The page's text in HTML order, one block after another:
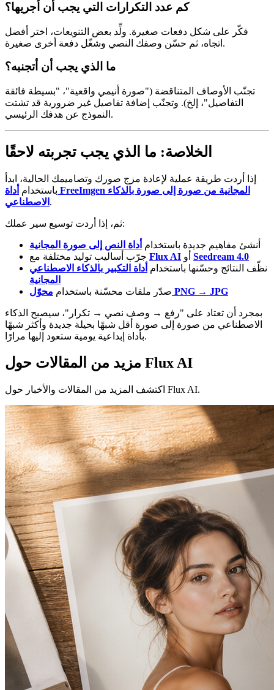
كم عدد التكرارات التي يجب أن أُجريها؟
فكّر على شكل دفعات صغيرة. ولِّد بعض التنويعات، اختر أفضل
اتجاه، ثم حسّن وصفك النصي وشغّل دفعة أخرى صغيرة.
ما الذي يجب أن أتجنبه؟
تجنّب الأوصاف المتناقضة ("صورة أنيمي واقعية"، "بسيطة فائقة
التفاصيل"، إلخ). وتجنّب إضافة تفاصيل غير ضرورية قد تشتت
النموذج عن هدفك الرئيسي.
الخلاصة: ما الذي يجب تجربته لاحقًا
إذا أردت طريقة عملية لإعادة مزج صورك وتصاميمك الحالية، ابدأ
باستخدام أداة FreeImgen المجانية من صورة إلى صورة بالذكاء
الاصطناعي .
ثم، إذا أردت توسيع سير عملك:
أنشئ مفاهيم جديدة باستخدام أداة النص إلى صورة المجانية
Flux AI
Seedream 4.0
نظّف النتائج وحسّنها باستخدام أداة التكبير بالذكاء الاصطناعي
المجانية
صدّر ملفات محسّنة باستخدام محوّل PNG → JPG
بمجرد أن تعتاد على "رفع → وصف نصي → تكرار"، سيصبح الذكاء
الاصطناعي من صورة إلى صورة أقل شبهًا بحيلة جديدة وأكثر شبهًا
بأداة إبداعية يومية ستعود إليها مرارًا.
مزيد من المقالات حول Flux AI
اكتشف المزيد من المقالات والأخبار حول Flux AI.